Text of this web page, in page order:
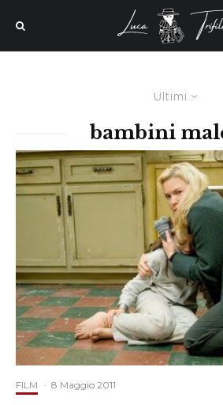
Ultimi
bambini
FILM · 8 Maggio 2011